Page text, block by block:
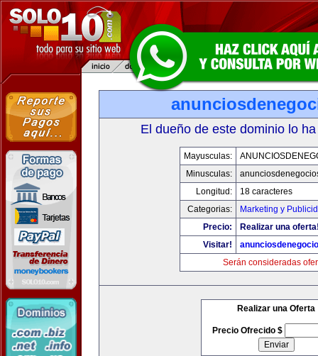
El dueño de este dominio lo
Mayusculas:
Minusculas:
Longitud:
18 caracteres
Categorias:
Marketing y
Precio:
Realizar una
Visitar!
Serán consideradas
Realizar una Oferta
Precio Ofrecido $